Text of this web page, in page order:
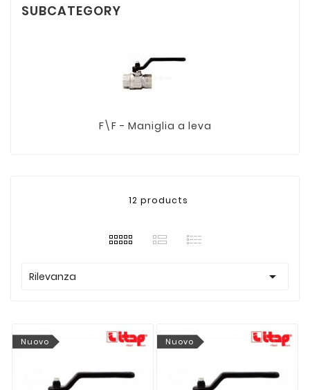
SUBCATEGORY
F\F - Maniglia a leva
12 products
Rilevanza 
Nuovo Nuovo